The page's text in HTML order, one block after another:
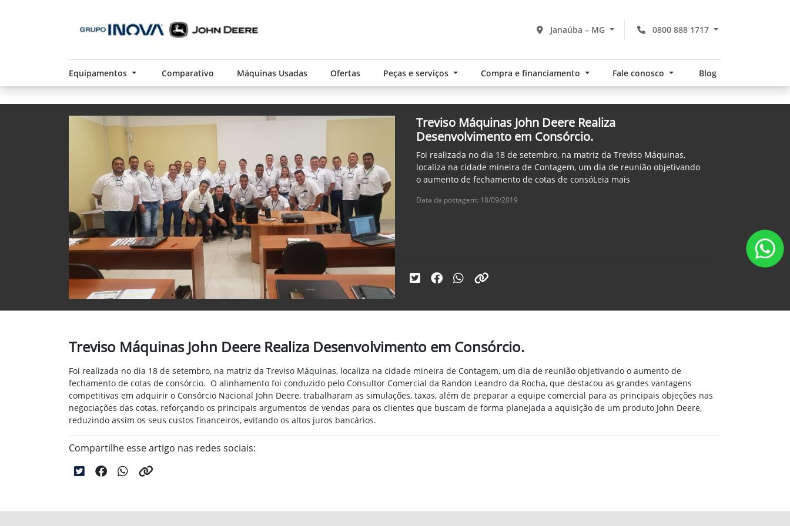
0800 888 1717
Janaúba – MG
Equipamentos Comparativo Máquinas Usadas Ofertas Peças e serviços Compra e financiamento Fale conosco Blog
Treviso Máquinas John Deere Realiza
Desenvolvimento em Consórcio.
Foi realizada no dia 18 de setembro, na matriz da Treviso Máquinas,
localiza na cidade mineira de Contagem, um dia de reunião objetivando
o aumento de fechamento de cotas de consóLeia mais
Data da postagem: 18/09/2019
Treviso Máquinas John Deere Realiza Desenvolvimento em Consórcio.
Foi realizada no dia 18 de setembro, na matriz da Treviso Máquinas, localiza na cidade mineira de Contagem, um dia de reunião objetivando o aumento de
fechamento de cotas de consórcio. O alinhamento foi conduzido pelo Consultor Comercial da Randon Leandro da Rocha, que destacou as grandes vantagens
competitivas em adquirir o Consórcio Nacional John Deere, trabalharam as simulações, taxas, além de preparar a equipe comercial para as principais objeções nas
negociações das cotas, reforçando os principais argumentos de vendas para os clientes que buscam de forma planejada a aquisição de um produto John Deere,
reduzindo assim os seus custos financeiros, evitando os altos juros bancários.
Compartilhe esse artigo nas redes sociais: